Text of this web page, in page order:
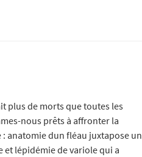
plus de morts que toutes les
nous prêts à affronter la
anatomie dun fléau juxtapose un
lépidémie de variole qui a